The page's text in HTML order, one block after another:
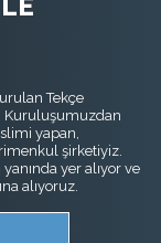
Tekçe
Kuruluşumuzdan
yapan,
şirketiyiz.
yer alıyor ve
alıyoruz.